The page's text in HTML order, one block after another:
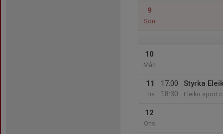
9
Sön
10
Mån
11
Tis
17:00
18:30
Styrka
Eleiko sport
12
Ons